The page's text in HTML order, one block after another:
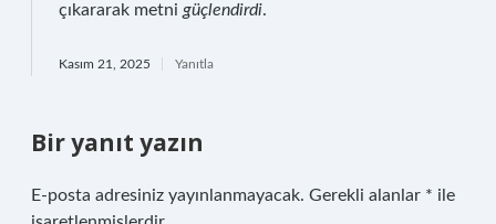
çıkararak metni güçlendirdi.
Kasım 21, 2025 Yanıtla
Bir yanıt yazın
E-posta adresiniz yayınlanmayacak. Gerekli alanlar * ile